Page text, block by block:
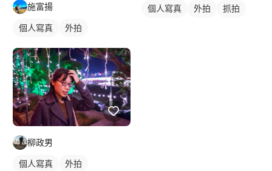
施富揚
個人寫真 外拍
柳政男
個人寫真
外拍
個人寫真 外拍 抓拍